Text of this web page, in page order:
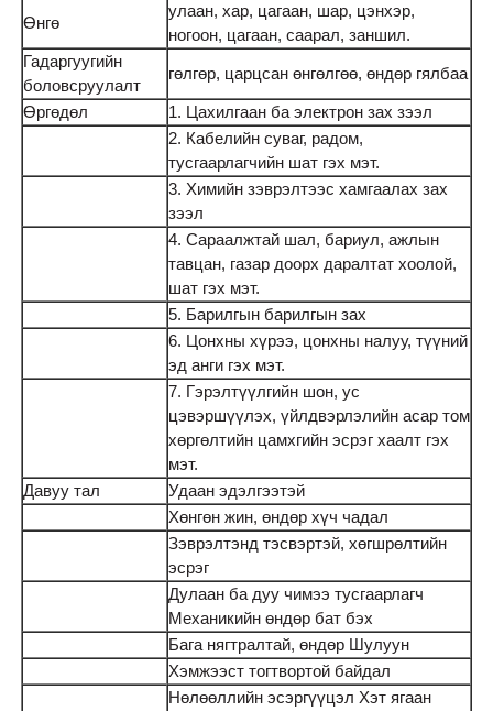
Өнгө
улаан, хар, цагаан, шар, цэнхэр,
ногоон, цагаан, саарал, заншил.
Гадаргуугийн
боловсруулалт
гөлгөр, царцсан өнгөлгөө, өндөр гялбаа
Өргөдөл
1. Цахилгаан ба электрон зах зээл
2. Кабелийн суваг, радом,
тусгаарлагчийн шат гэх мэт.
3. Химийн зэврэлтээс хамгаалах зах
зээл
4. Сараалжтай шал, бариул, ажлын
тавцан, газар доорх даралтат хоолой,
шат гэх мэт.
5. Барилгын барилгын зах
6. Цонхны хүрээ, цонхны налуу, түүний
эд анги гэх мэт.
7. Гэрэлтүүлгийн шон, ус
цэвэршүүлэх, үйлдвэрлэлийн асар том
хөргөлтийн цамхгийн эсрэг хаалт гэх
мэт.
Давуу тал
Удаан эдэлгээтэй
Хөнгөн жин, өндөр хүч чадал
Зэврэлтэнд тэсвэртэй, хөгшрөлтийн
эсрэг
Дулаан ба дуу чимээ тусгаарлагч
Механикийн өндөр бат бэх
Бага нягтралтай, өндөр Шулуун
Хэмжээст тогтвортой байдал
Нөлөөллийн эсэргүүцэл Хэт ягаан